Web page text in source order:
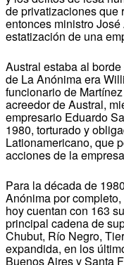
de privatizaciones que
entonces ministro
estatización de una
Austral estaba al
de La Anónima era
funcionario de
acreedor de Austral,
empresario Eduardo
1980, torturado y
Lationamericano, que
acciones de la
Para la década de
Anónima por
hoy cuentan con 163
principal cadena de
Chubut, Río Negro,
expandida, en los
Buenos Aires y Santa